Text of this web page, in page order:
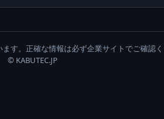
す。正確な情報は必ず企業サイトでご確認
© KABUTEC.JP